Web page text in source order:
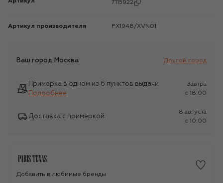
7115922
Артикул производителя PX1948/XVN01
Ваш город Москва Другой город
Примерка в одном из 6 пунктов выдачи
Подробнее
Завтра
c 18:00
Доставка с примеркой
8 августа
c 10:00
Добавить в любимые бренды